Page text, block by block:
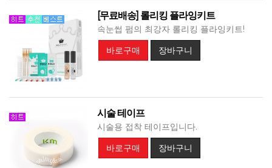
[무료배송] 롤리킹 플라잉키트
속눈썹 펌의 최강자 롤리킹 플라잉키트!
바로구매
장바구니
시술 테이프
시술용 접착 테이프입니다.
바로구매
장바구니